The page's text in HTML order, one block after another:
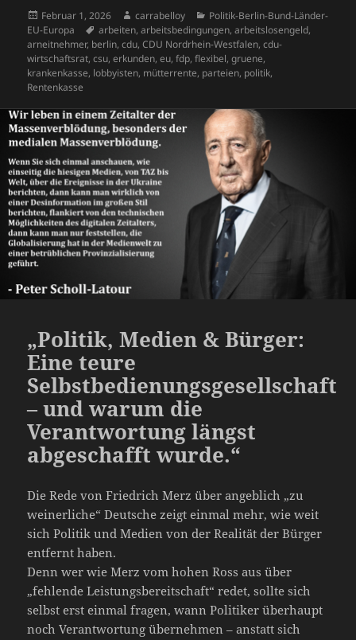
b
o
o
k
o
n
y A
p
p
a
m
dI
n
o
k
et
G a
d
s
di
t
d
P
re
ss
n
Veröffentlicht
am
Februar 1, 2026 Autor
carrabelloy Kategorien
Politik-Berlin-Bund-Länder-
EU-Europa
Schlagwörter
arbeiten,arbeitsbedingungen,arbeitslosengeld,
arneitnehmer, berlin,cdu,CDU Nordrhein-Westfalen,cdu-
wirtschaftsrat,csu,erkunden,eu,fdp,flexibel,gruene,
krankenkasse, lobbyisten, mütterrente, parteien, politik,
Rentenkasse
„Politik, Medien & Bürger:
Eine teure
Selbstbedienungsgesellschaft
– und warum die
Verantwortung längst
abgeschafft wurde.“
Die Rede von Friedrich Merz über angeblich „zu
weinerliche“ Deutsche zeigt einmal mehr, wie weit
sich Politik und Medien von der Realität der Bürger
entfernt haben.
Denn wer wie Merz vom hohen Ross aus über
„fehlende Leistungsbereitschaft“ redet, sollte sich
selbst erst einmal fragen, wann Politiker überhaupt
noch Verantwortung übernehmen – anstatt sich